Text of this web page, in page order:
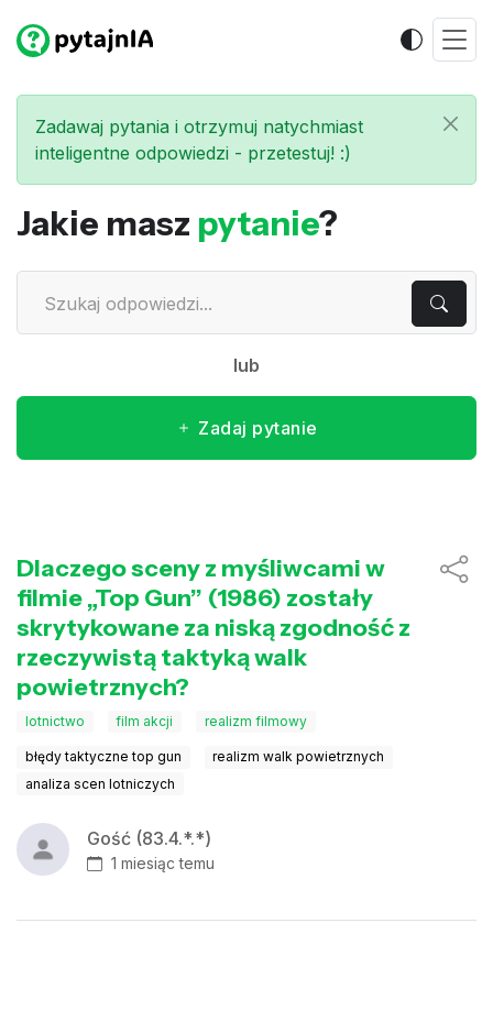
Zadawaj pytania i otrzymuj natychmiast
inteligentne odpowiedzi - przetestuj! :)
Jakie masz pytanie?
lub
Zadaj pytanie
Dlaczego sceny z myśliwcami w
filmie „Top Gun” (1986) zostały
skrytykowane za niską zgodność z
rzeczywistą taktyką walk
powietrznych?
lotnictwo film akcji realizm filmowy
błędy taktyczne top gun
realizm walk powietrznych
analiza scen lotniczych
Gość (83.4.*.*)
1 miesiąc temu